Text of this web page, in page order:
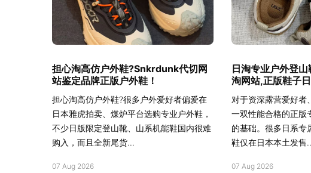
担心淘高仿户外鞋?Snkrdunk代切网
站鉴定品牌正版户外鞋！
担心淘高仿户外鞋?很多户外爱好者偏爱在
日本雅虎拍卖、煤炉平台选购专业户外鞋，
不少日版限定登山靴、山系机能鞋国内很难
购入，而且全新尾货...
07 Aug 2026
日淘专业户外登
淘网站,正版鞋子
对于资深露营爱好者
一双性能合格的正版
的基础。很多日系专
鞋仅在日本本土发售
07 Aug 2026